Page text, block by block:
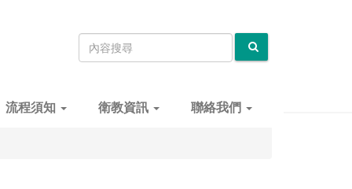
流程須知 衛教資訊 聯絡我們